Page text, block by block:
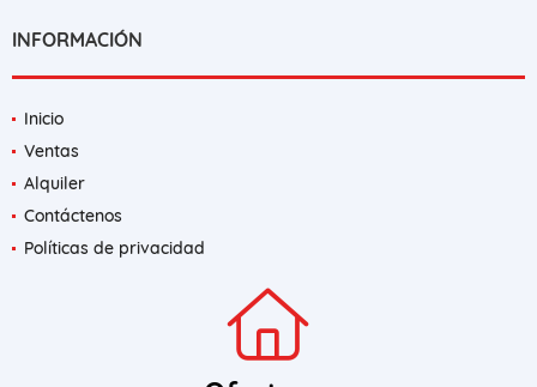
INFORMACIÓN
Inicio
Ventas
Alquiler
Contáctenos
Políticas de privacidad